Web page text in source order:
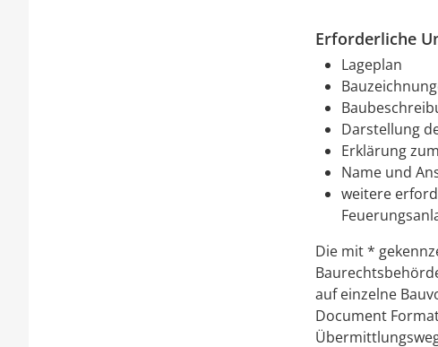
Erforderliche
Lageplan
Darstellung
Erklärung
Name und
weitere
Die mit *
auf einzelne
Document